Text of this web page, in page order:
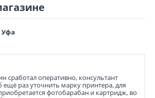
Уфа
сработал оперативно, консультант
ещё раз уточнить марку принтера, для
фотобарабан и картридж, во